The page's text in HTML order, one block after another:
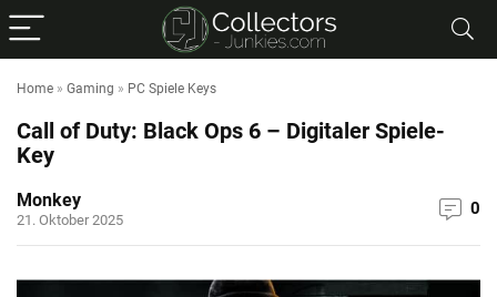
Home » Gaming » PC Spiele Keys
Call of Duty: Black Ops 6 – Digitaler Spiele-
Key
Monkey
21. Oktober 2025
0